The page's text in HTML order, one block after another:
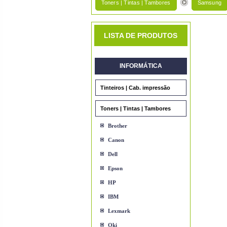
Toners | Tintas | Tambores Samsung
LISTA DE PRODUTOS
INFORMÁTICA
Tinteiros | Cab. impressão
Toners | Tintas | Tambores
Brother
Canon
Dell
Epson
HP
IBM
Lexmark
Oki